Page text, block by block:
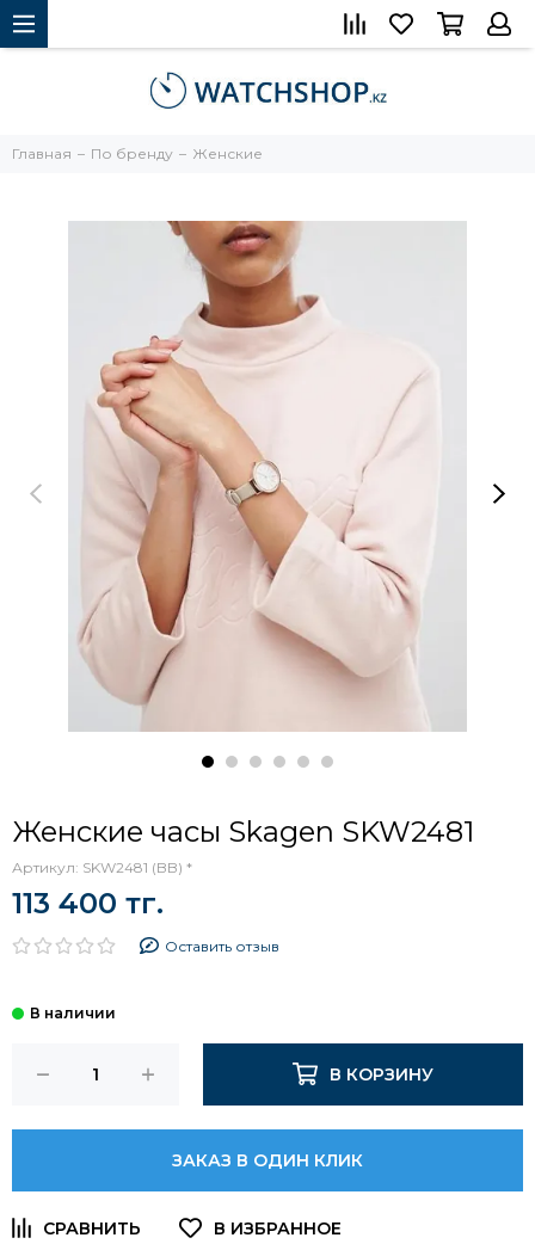
Главная По бренду Женские
Женские часы Skagen SKW2481
Артикул: SKW2481 (BB) *
113 400 тг.
Оставить отзыв
В КОРЗИНУ
ЗАКАЗ В ОДИН КЛИК